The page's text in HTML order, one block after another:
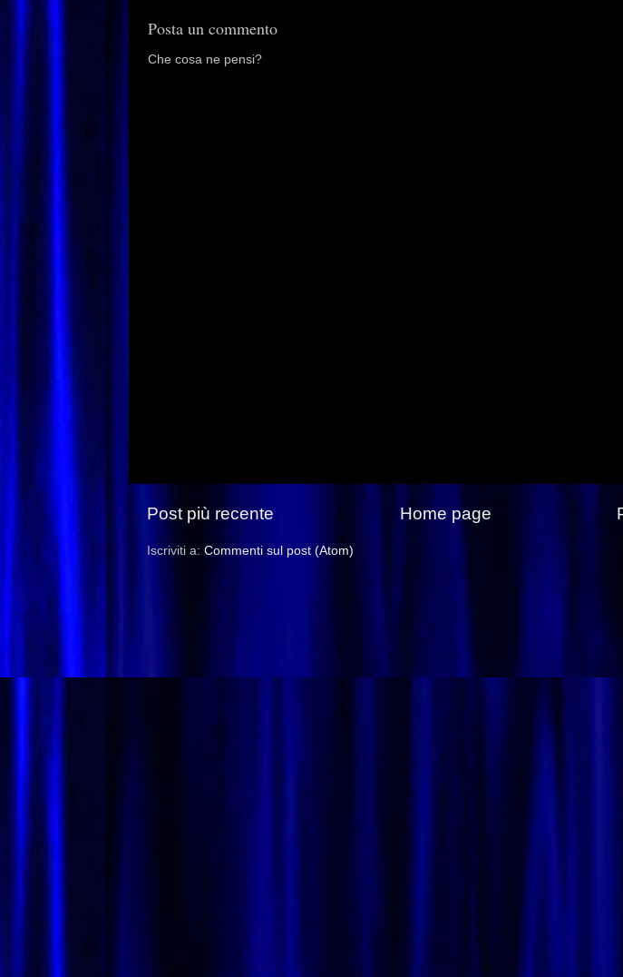
Posta un commento
Che cosa ne pensi?
Post più recente Home page
Iscriviti a: Commenti sul post (Atom)